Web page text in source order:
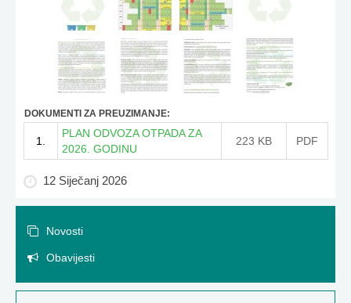
DOKUMENTI ZA PREUZIMANJE:
1.
PLAN ODVOZA OTPADA ZA
2026. GODINU
223 KB PDF
12 Siječanj 2026
Novosti
Obavijesti